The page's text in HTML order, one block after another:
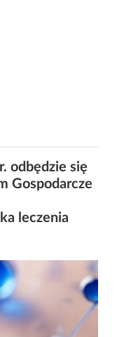
odbędzie się
Gospodarcze
leczenia